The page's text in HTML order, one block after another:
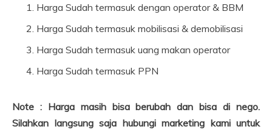
Harga Sudah termasuk dengan operator & BBM
Harga Sudah termasuk mobilisasi & demobilisasi
Harga Sudah termasuk uang makan operator
Harga Sudah termasuk PPN
Note : Harga masih bisa berubah dan bisa di nego.
Silahkan langsung saja hubungi marketing kami untuk